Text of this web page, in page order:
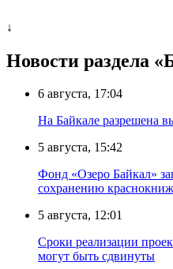
↓
Новости раздела
6 августа, 17:04
На Байкале разрешена
5 августа, 15:42
Фонд «Озеро Байкал»
сохранению
5 августа, 12:01
Сроки реализации
могут быть сдвинуты